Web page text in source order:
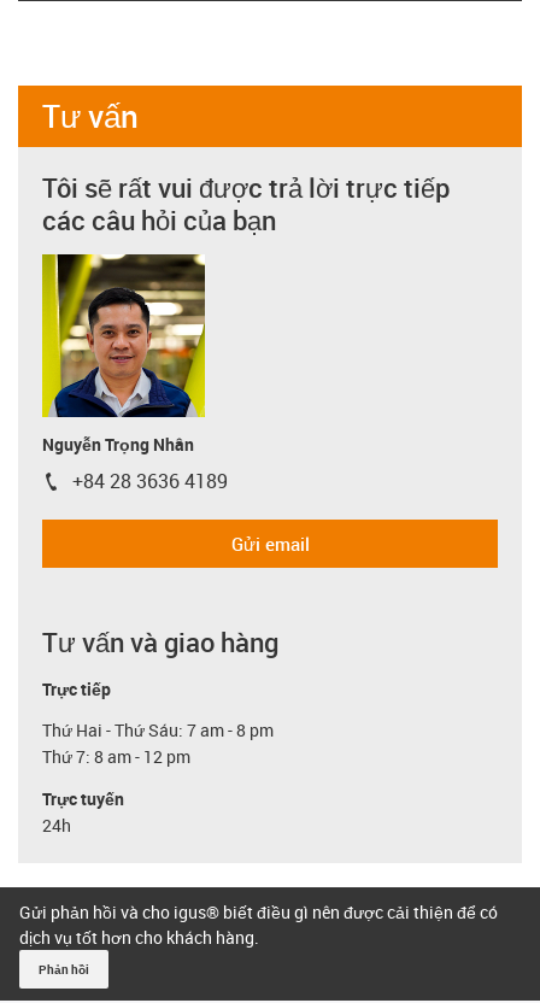
Tư vấn
Tôi sẽ rất vui được trả lời trực tiếp
các câu hỏi của bạn
Nguyễn Trọng Nhân
igus-icon-phone
+84 28 3636 4189
Gửi email
Tư vấn và giao hàng
Trực tiếp
Thứ Hai - Thứ Sáu: 7 am - 8 pm
Thứ 7: 8 am - 12 pm
Trực tuyến
24h
Gửi phản hồi và cho igus® biết điều gì nên được cải thiện để có
dịch vụ tốt hơn cho khách hàng.
Phản hồi